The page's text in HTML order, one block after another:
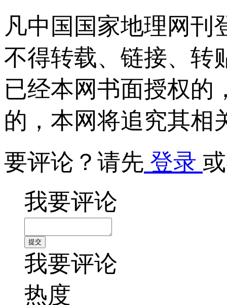
凡中国国家地理网刊
不得转载、链接、转
已经本网书面授权的
的，本网将追究其相
要评论？请先 登录
我要评论
我要评论
热度